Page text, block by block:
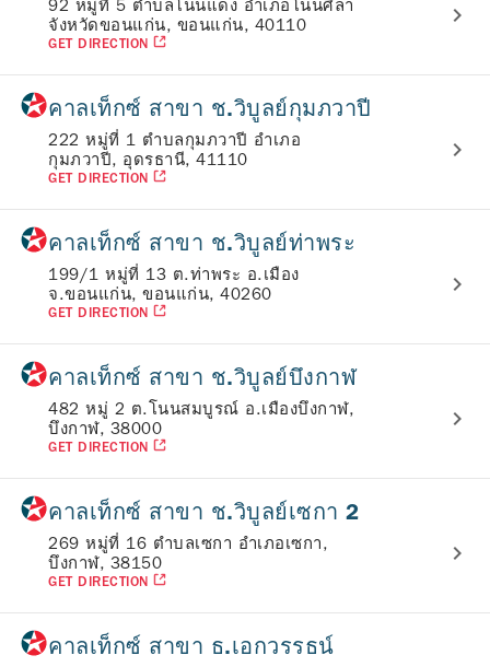
92 หมู่ที่ 5 ตำบลโนนแดง อำเภอโนนศิลา
จังหวัดขอนแก่น, ขอนแก่น, 40110
GET DIRECTION
คาลเท็กซ์ สาขา ช.วิบูลย์กุมภวาปี
222 หมู่ที่ 1 ตำบลกุมภวาปี อำเภอ
กุมภวาปี, อุดรธานี, 41110
GET DIRECTION
คาลเท็กซ์ สาขา ช.วิบูลย์ท่าพระ
199/1 หมู่ที่ 13 ต.ท่าพระ อ.เมือง
จ.ขอนแก่น, ขอนแก่น, 40260
GET DIRECTION
คาลเท็กซ์ สาขา ช.วิบูลย์บึงกาฬ
482 หมู่ 2 ต.โนนสมบูรณ์ อ.เมืองบึงกาฬ,
บึงกาฬ, 38000
GET DIRECTION
คาลเท็กซ์ สาขา ช.วิบูลย์เซกา 2
269 หมู่ที่ 16 ตำบลเซกา อำเภอเซกา,
บึงกาฬ, 38150
GET DIRECTION
คาลเท็กซ์ สาขา ธ.เอกวรรธน์